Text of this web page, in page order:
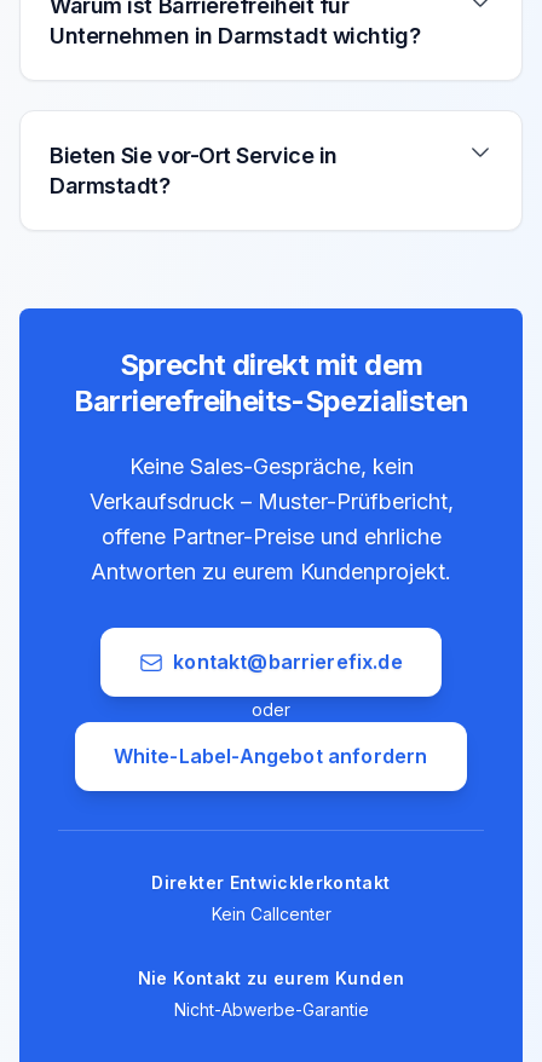
Warum ist Barrierefreiheit für
Unternehmen in Darmstadt wichtig?
Bieten Sie vor-Ort Service in
Darmstadt?
Sprecht direkt mit dem
Barrierefreiheits-Spezialisten
Keine Sales-Gespräche, kein
Verkaufsdruck – Muster-Prüfbericht,
offene Partner-Preise und ehrliche
Antworten zu eurem Kundenprojekt.
kontakt@barrierefix.de
oder
White-Label-Angebot anfordern
Direkter Entwicklerkontakt
Kein Callcenter
Nie Kontakt zu eurem Kunden
Nicht-Abwerbe-Garantie